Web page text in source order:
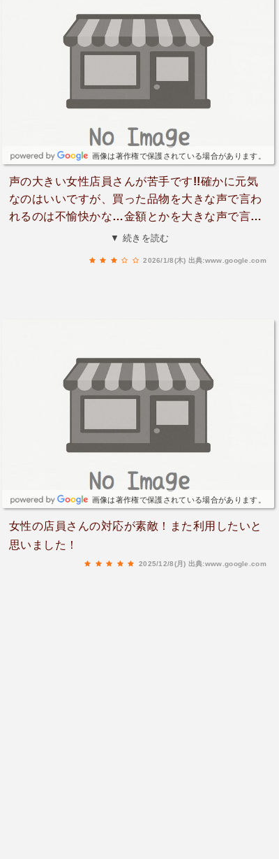
画像は著作権で保護されている場合があります。
声の大きい女性店員さんが苦手です!!確かに元気
なのはいいですが、買った品物を大きな声で言わ
れるのは不愉快かな…金額とかを大きな声で言わ
れたくないかな。苦手な店員さんです。
▼ 続きを読む
2026/1/8(木) 出典:www.google.com
画像は著作権で保護されている場合があります。
女性の店員さんの対応が素敵！また利用したいと
思いました！
2025/12/8(月) 出典:www.google.com